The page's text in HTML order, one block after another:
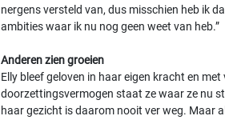
nergens versteld van, dus misschien heb ik
ambities waar ik nu nog geen weet van heb.”
Anderen zien groeien
Elly bleef geloven in haar eigen kracht en met
doorzettingsvermogen staat ze waar ze nu
haar gezicht is daarom nooit ver weg. Maar